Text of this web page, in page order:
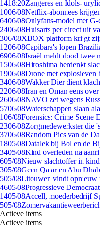
1418:20Zangeres en Idols-
1006/08Netflix-abonnees
6406/08Onlyfans-model met
2406/08Huisarts per direct uit
306/08XBOX platform krijgt
1206/08Capibara's lopen
6906/08Israël meldt dood twee
1506/08Hiroshima herdenkt
1906/08Drone met explosieven
3406/08Wakker Dier dient
2206/08Iran en Oman eens
2606/08NAVO zet wegens
5706/08Waterschappen slaan
106/08Forensics: Crime Scene
2306/08Zorgmedewerkster die
3706/08Random Pics van de
1805/08Datalek bij Bol en de
3405/08Kind overleden na
605/08Nieuw slachtoffer in
305/08Geen Qatar en Abu
505/08Litouwen vindt opnieuw
4605/08Progressieve
1405/08Accell, moederbedrijf
505/08
Actieve items
Actieve items